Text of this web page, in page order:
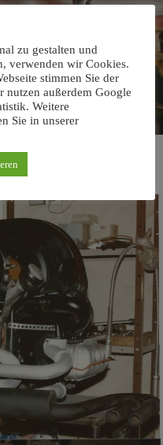
😀 Erwarten wir
zu gestalten und
verwenden wir Cookies.
stimmen Sie der
nutzen außerdem Google
Weitere
Sie in unserer